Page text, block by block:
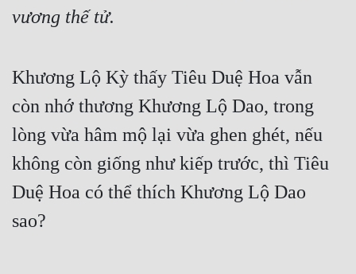
vương thế tử.
Khương Lộ Kỳ thấy Tiêu Duệ Hoa vẫn
còn nhớ thương Khương Lộ Dao, trong
lòng vừa hâm mộ lại vừa ghen ghét, nếu
không còn giống như kiếp trước, thì Tiêu
Duệ Hoa có thể thích Khương Lộ Dao
sao?